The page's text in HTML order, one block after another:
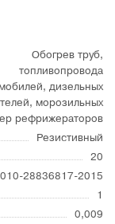
Обогрев труб,
топливопровода
дизельных
морозильных
рефрижераторов
Резистивный
20
28836817-2015
1
0,009